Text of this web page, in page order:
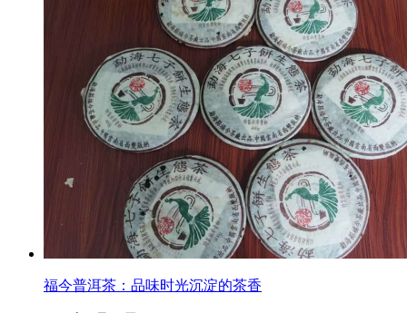
福今普洱茶：品味时光沉淀的茶香